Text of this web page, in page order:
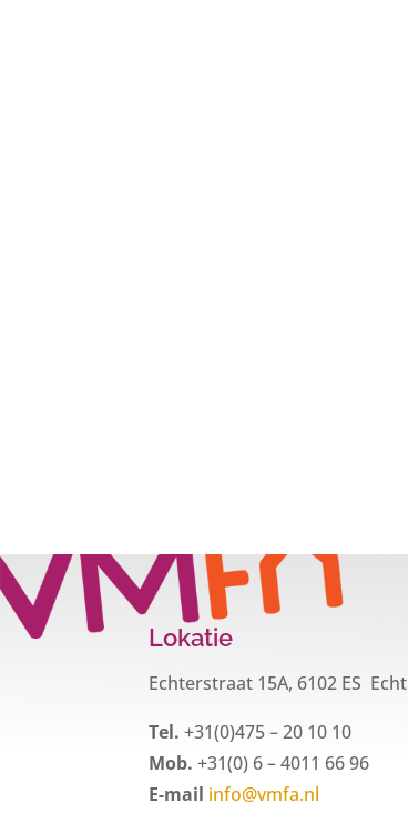
Lokatie
Echterstraat 15A, 6102 ES Echt
Tel. +31(0)475 – 20 10 10
Mob. +31(0) 6 – 4011 66 96
E-mail info@vmfa.nl